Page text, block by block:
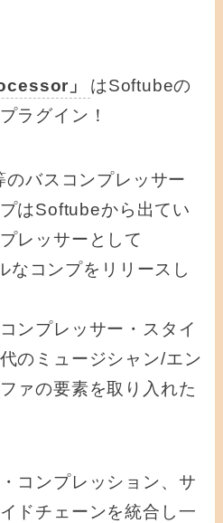
」
はSoftubeの
ラグイン！
バスコンプレッサー
はSoftubeから出てい
レッサーとして
なコンプをリリースし
ンプレッサー・スタイ
のミュージシャン/エン
ァの要素を取り入れた
コンプレッション、サ
ドチェーンを統合し一